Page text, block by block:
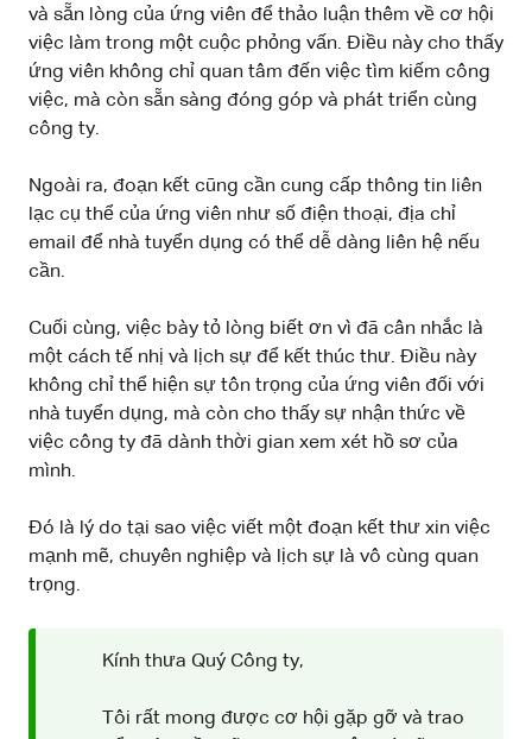
và sẵn lòng của ứng viên để thảo luận thêm về cơ hội
việc làm trong một cuộc phỏng vấn. Điều này cho thấy
ứng viên không chỉ quan tâm đến việc tìm kiếm công
việc, mà còn sẵn sàng đóng góp và phát triển cùng
công ty.
Ngoài ra, đoạn kết cũng cần cung cấp thông tin liên
lạc cụ thể của ứng viên như số điện thoại, địa chỉ
email để nhà tuyển dụng có thể dễ dàng liên hệ nếu
cần.
Cuối cùng, việc bày tỏ lòng biết ơn vì đã cân nhắc là
một cách tế nhị và lịch sự để kết thúc thư. Điều này
không chỉ thể hiện sự tôn trọng của ứng viên đối với
nhà tuyển dụng, mà còn cho thấy sự nhận thức về
việc công ty đã dành thời gian xem xét hồ sơ của
mình.
Đó là lý do tại sao việc viết một đoạn kết thư xin việc
mạnh mẽ, chuyên nghiệp và lịch sự là vô cùng quan
trọng.
Kính thưa Quý Công ty,
Tôi rất mong được cơ hội gặp gỡ và trao